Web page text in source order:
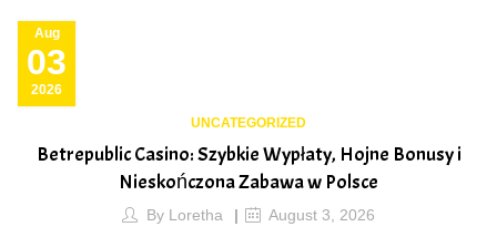
03
Aug
2026
UNCATEGORIZED
Betrepublic Casino: Szybkie Wypłaty, Hojne Bonusy i
Nieskończona Zabawa w Polsce
By Loretha August 3, 2026